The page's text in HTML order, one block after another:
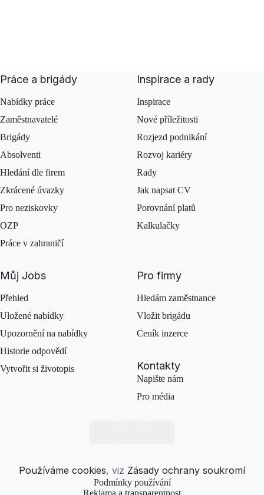
Práce a brigády
Nabídky práce
Zaměstnavatelé
Brigády
Absolventi
Hledání dle firem
Zkrácené úvazky
Pro neziskovky
OZP
Práce v zahraničí
Inspirace a rady
Inspirace
Nové příležitosti
Rozjezd podnikání
Rozvoj kariéry
Rady
Jak napsat CV
Porovnání platů
Kalkulačky
Můj Jobs
Přehled
Uložené nabídky
Upozornění na nabídky
Historie odpovědí
Vytvořit si životopis
Pro firmy
Hledám zaměstnance
Vložit brigádu
Ceník inzerce
Kontakty
Napište nám
Pro média
Používáme cookies, viz Zásady ochrany soukromí
Podmínky používání